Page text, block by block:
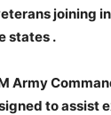
joining
states .
Army
to assist